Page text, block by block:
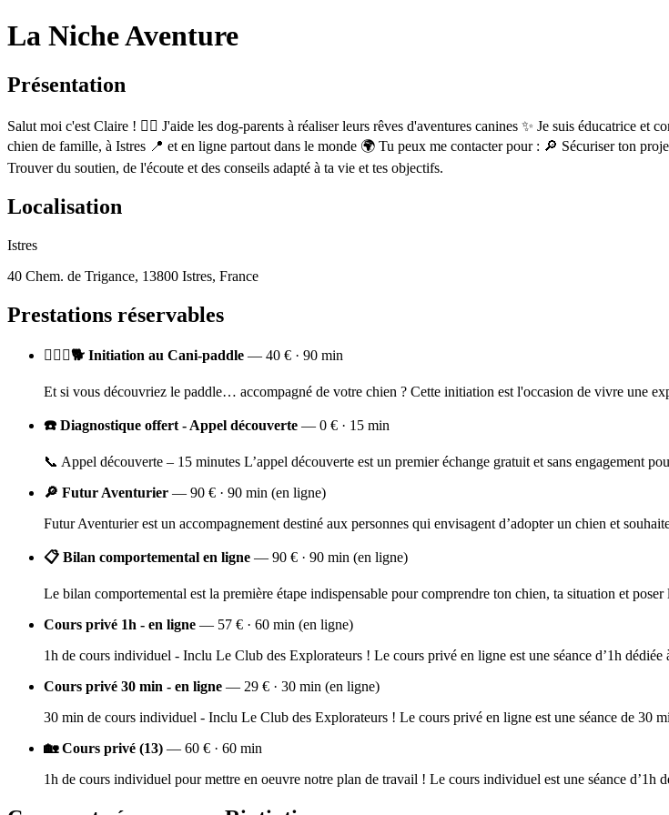
La Niche Aventure
Présentation
Salut moi c'est Claire ! 👉🏼 J'aide les dog-parents à réaliser leurs rêves d'aventures canines ✨ Je suis éducatrice
chien de famille, à Istres 📍 et en ligne partout dans le monde 🌍 Tu peux me contacter pour : 🔎 Sécuriser ton
Trouver du soutien, de l'écoute et des conseils adapté à ta vie et tes objectifs.
Localisation
Istres
40 Chem. de Trigance, 13800 Istres, France
Prestations réservables
🏄🏻‍♀️🐕 Initiation au Cani-paddle — 40 € · 90 min
Et si vous découvriez le paddle… accompagné de votre chien ? Cette initiation est l'occasion de vivre une
☎️ Diagnostique offert - Appel découverte — 0 € · 15 min
📞 Appel découverte – 15 minutes L’appel découverte est un premier échange gratuit et sans engagement
🔎 Futur Aventurier — 90 € · 90 min (en ligne)
Futur Aventurier est un accompagnement destiné aux personnes qui envisagent d’adopter un chien et
📋 Bilan comportemental en ligne — 90 € · 90 min (en ligne)
Le bilan comportemental est la première étape indispensable pour comprendre ton chien, ta situation et
Cours privé 1h - en ligne — 57 € · 60 min (en ligne)
1h de cours individuel - Inclu Le Club des Explorateurs ! Le cours privé en ligne est une séance d’1h
Cours privé 30 min - en ligne — 29 € · 30 min (en ligne)
30 min de cours individuel - Inclu Le Club des Explorateurs ! Le cours privé en ligne est une séance de 30
🏡 Cours privé (13) — 60 € · 60 min
1h de cours individuel pour mettre en oeuvre notre plan de travail ! Le cours individuel est une séance